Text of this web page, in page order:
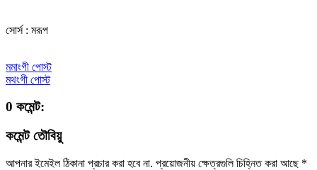
সোর্স : মরূপ
মমাংগী পোস্ট
মথংগী পোস্ট
0 কমেন্ট:
কমেন্ট তৌবিয়ু
আপনার ইমেইল ঠিকানা প্রচার করা হবে না. প্রয়োজনীয় ক্ষেত্রগুলি চিহ্নিত করা আছে *